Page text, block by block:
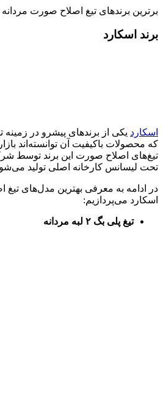
برترین برندهای تیغ اصلاح صورت مردانه
برند اسکارد
اسکارد یکی از برندهای پیشرو در زمینه
که محصولات باکیفیت آن توانسته‌اند
تیغ‌های اصلاح صورت این برند توسط
تحت لیسانس کارخانه اصلی تولید
در ادامه به معرفی بهترین مدل‌‌های تیغ
اسکارد می‌پردازیم:
تیغ پلی بگ ۲ لبه مردانه